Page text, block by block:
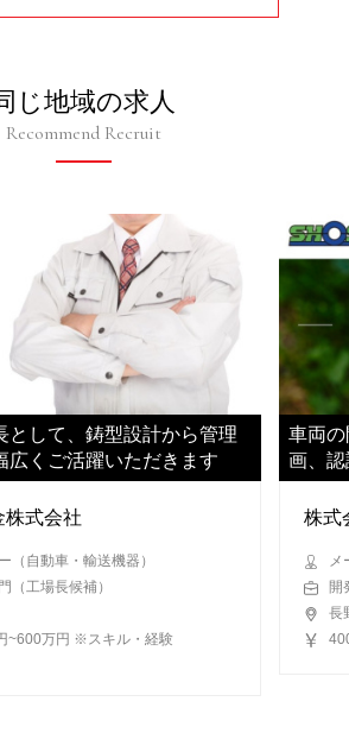
じ地域の求人
Recommend Recruit
として、鋳型設計から管理
広くご活躍いただきます
株式会社
（自動車・輸送機器）
（工場長候補）
~600万円 ※スキル・経験
車両
画、
お任
株式
メ
開
長